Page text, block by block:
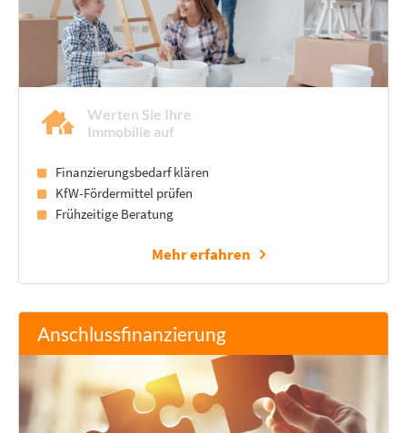
Werten Sie Ihre
Immobilie auf
Finanzierungsbedarf klären
KfW-Fördermittel prüfen
Frühzeitige Beratung
Mehr erfahren
Anschlussfinanzierung